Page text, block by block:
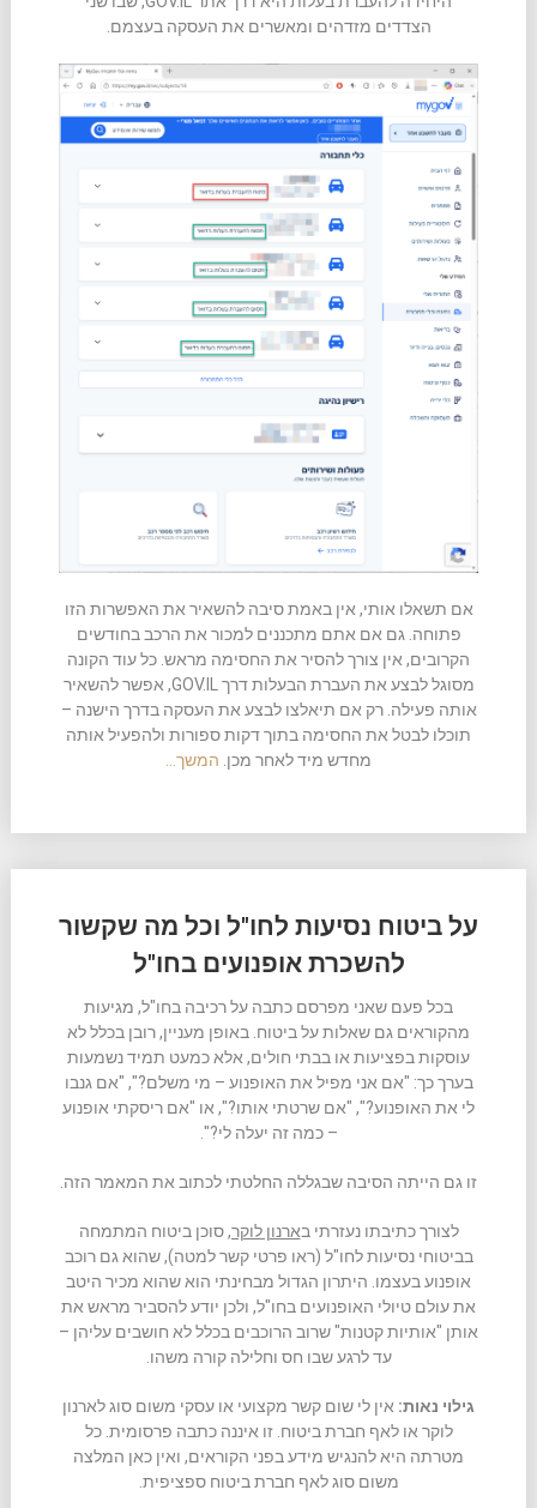
הצדדים מזדהים ומאשרים את העסקה בעצמם.
אם תשאלו אותי, אין באמת סיבה להשאיר את האפשרות הזו
פתוחה. גם אם אתם מתכננים למכור את הרכב בחודשים
הקרובים, אין צורך להסיר את החסימה מראש. כל עוד הקונה
מסוגל לבצע את העברת הבעלות דרך GOV.IL, אפשר להשאיר
אותה פעילה. רק אם תיאלצו לבצע את העסקה בדרך הישנה –
תוכלו לבטל את החסימה בתוך דקות ספורות ולהפעיל אותה
מחדש מיד לאחר מכן. המשך…
על ביטוח נסיעות לחו"ל וכל מה שקשור
להשכרת אופנועים בחו"ל
בכל פעם שאני מפרסם כתבה על רכיבה בחו"ל, מגיעות
מהקוראים גם שאלות על ביטוח. באופן מעניין, רובן בכלל לא
עוסקות בפציעות או בבתי חולים, אלא כמעט תמיד נשמעות
בערך כך: "אם אני מפיל את האופנוע – מי משלם?", "אם גנבו
לי את האופנוע?", "אם שרטתי אותו?", או "אם ריסקתי אופנוע
– כמה זה יעלה לי?".
זו גם הייתה הסיבה שבגללה החלטתי לכתוב את המאמר הזה.
לצורך כתיבתו נעזרתי בארנון לוקר,סוכן ביטוח המתמחה
בביטוחי נסיעות לחו"ל (ראו פרטי קשר למטה), שהוא גם רוכב
אופנוע בעצמו. היתרון הגדול מבחינתי הוא שהוא מכיר היטב
את עולם טיולי האופנועים בחו"ל, ולכן יודע להסביר מראש את
אותן "אותיות קטנות" שרוב הרוכבים בכלל לא חושבים עליהן –
עד לרגע שבו חס וחלילה קורה משהו.
גילוי נאות: אין לי שום קשר מקצועי או עסקי משום סוג לארנון
לוקר או לאף חברת ביטוח. זו איננה כתבה פרסומית. כל
מטרתה היא להנגיש מידע בפני הקוראים, ואין כאן המלצה
משום סוג לאף חברת ביטוח ספציפית.